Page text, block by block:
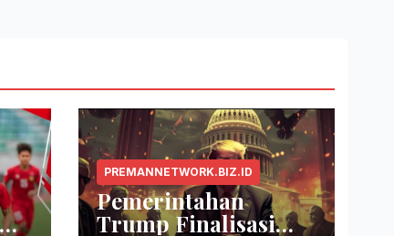
PREMANNETWORK.BIZ.ID
Pemerintahan
Trump Finalisasi